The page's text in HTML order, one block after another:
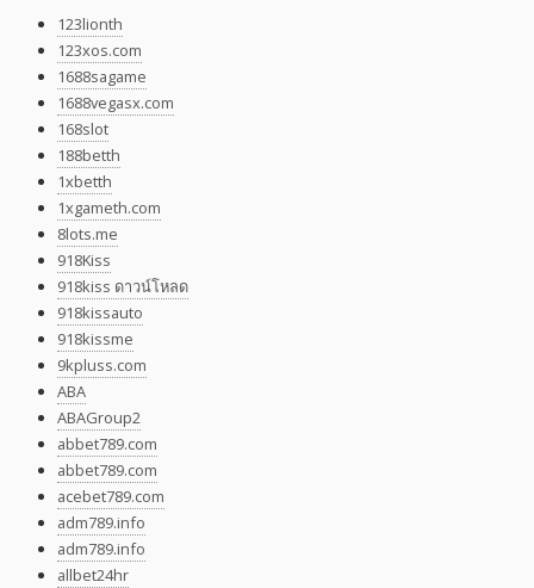
123lionth
123xos.com
1688sagame
1688vegasx.com
168slot
188betth
1xbetth
1xgameth.com
8lots.me
918Kiss
918kiss ดาวน์โหลด
918kissauto
918kissme
9kpluss.com
ABA
ABAGroup2
abbet789.com
abbet789.com
acebet789.com
adm789.info
adm789.info
allbet24hr